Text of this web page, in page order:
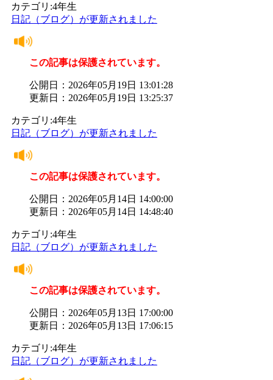
カテゴリ:4年生
日記（ブログ）が更新されました
この記事は保護されています。
公開日：2026年05月19日 13:01:28
更新日：2026年05月19日 13:25:37
カテゴリ:4年生
日記（ブログ）が更新されました
この記事は保護されています。
公開日：2026年05月14日 14:00:00
更新日：2026年05月14日 14:48:40
カテゴリ:4年生
日記（ブログ）が更新されました
この記事は保護されています。
公開日：2026年05月13日 17:00:00
更新日：2026年05月13日 17:06:15
カテゴリ:4年生
日記（ブログ）が更新されました